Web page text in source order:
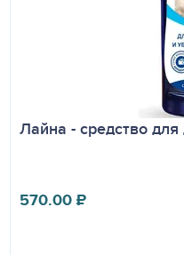
Лайна - средство
570.00₽